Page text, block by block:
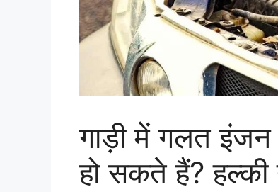
गाड़ी में गलत
हो सकते हैं?